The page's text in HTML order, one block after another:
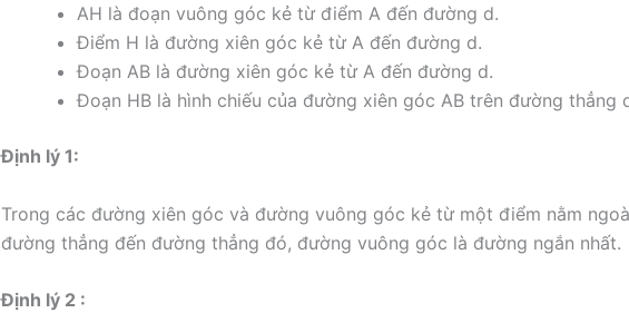
AH là đoạn vuông góc kẻ từ điểm A đến đường d.
Điểm H là đường xiên góc kẻ từ A đến đường d.
Đoạn AB là đường xiên góc kẻ từ A đến đường d.
Đoạn HB là hình chiếu của đường xiên góc AB trên đường thẳng
Định lý 1:
Trong các đường xiên góc và đường vuông góc kẻ từ một điểm nằm
đường thẳng đến đường thẳng đó, đường vuông góc là đường ngắn nhất.
Định lý 2 :